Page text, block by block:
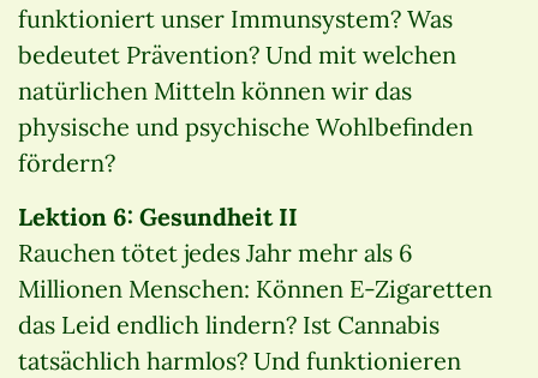
funktioniert unser Immunsystem? Was
bedeutet Prävention? Und mit welchen
natürlichen Mitteln können wir das
physische und psychische Wohlbefinden
fördern?
Lektion 6: Gesundheit II
Rauchen tötet jedes Jahr mehr als 6
Millionen Menschen: Können E-Zigaretten
das Leid endlich lindern? Ist Cannabis
tatsächlich harmlos? Und funktionieren